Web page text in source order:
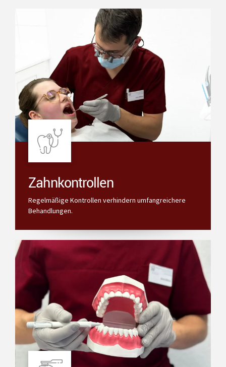
Zahnkontrollen
Regelmäßige Kontrollen verhindern umfangreichere
Behandlungen.